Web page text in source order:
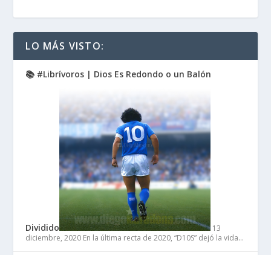
LO MÁS VISTO:
📚 #Librívoros | Dios Es Redondo o un Balón
Dividido
13
diciembre, 2020 En la última recta de 2020, “D10S” dejó la vida…